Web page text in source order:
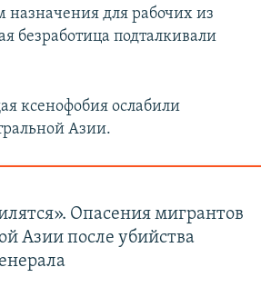
для рабочих из
безработица подталкивали
ксенофобия ослабили
Азии.
Опасения мигрантов
Азии после убийства